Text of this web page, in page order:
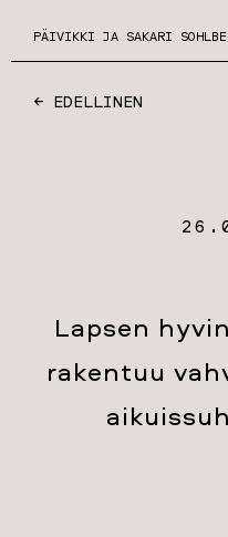
PÄIVIKKI JA SAKARI
← EDELLINEN
Lapsen
rakentuu